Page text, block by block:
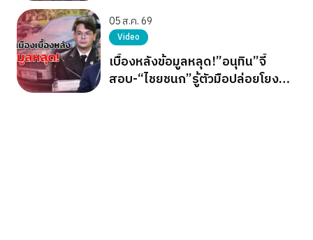
05 ส.ค. 69
Video
เบื้องหลังข้อมูลหลุด!”อนุทิน”จี้
สอบ-“ไชยชนก”รู้ตัวมือปล่อยโยง